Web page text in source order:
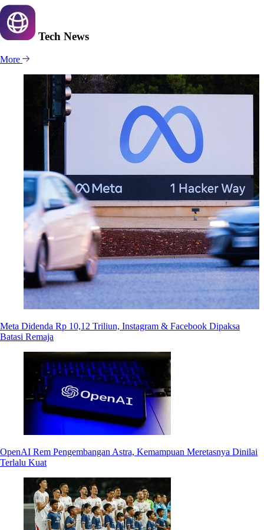
Tech News
More
Meta Didenda Rp 10,12 Triliun, Instagram & Facebook Dipaksa
Batasi Remaja
OpenAI Rem Pengembangan Astra, Kemampuan Meretasnya Dinilai
Terlalu Kuat